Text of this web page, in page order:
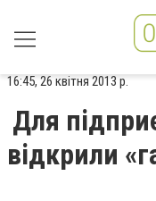
16:45, 26 квітня 2013 р.
Для
відкрили